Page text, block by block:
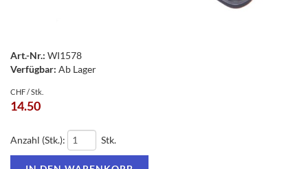
Art.-Nr.: WI1578
Verfügbar: Ab Lager
CHF / Stk.
14.50
Anzahl (Stk.): Stk.